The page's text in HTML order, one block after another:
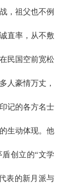
，祖父也不例
直率，从不敷
民国空前宽松
人豪情万丈，
记的各方名士
生动体现。他
创立的“文学
表的新月派与